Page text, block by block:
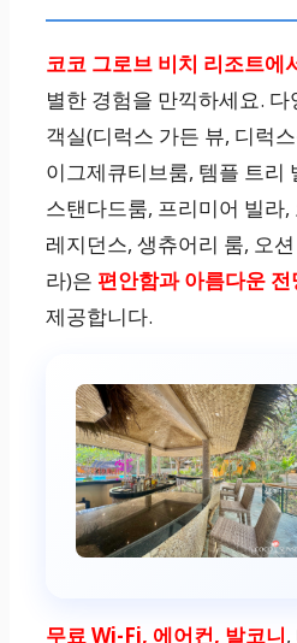
코코 그로브 비치 리조트에
별한 경험을 만끽하세요. 다
객실(디럭스 가든 뷰, 디럭
이그제큐티브룸, 템플 트리
스탠다드룸, 프리미어 빌라,
레지던스, 생츄어리 룸, 오
라)은 편안함과 아름다운 전
제공합니다.
무료 Wi-Fi, 에어컨, 발코니,